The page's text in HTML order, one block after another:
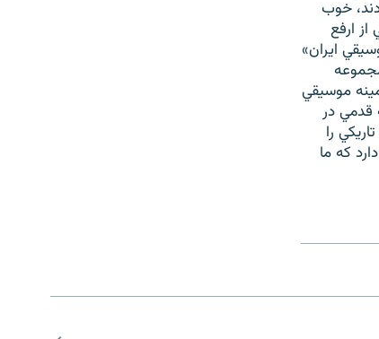
خوب
ارفع
ايران»
موسيقي
قدمي در
را
که ما